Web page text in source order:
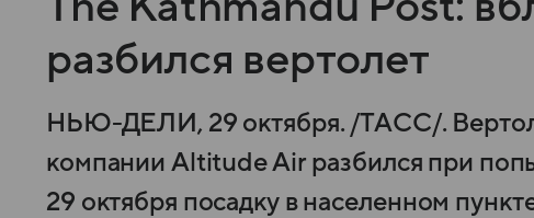
разбился вертолет
НЬЮ-ДЕЛИ, 29 октября. /ТАСС/.
компании Altitude Air разбился при
29 октября посадку в населенном